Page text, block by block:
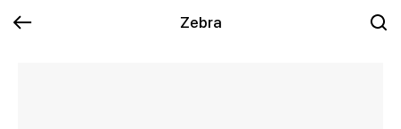
Zebra